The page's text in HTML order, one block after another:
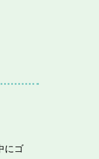
にゴ